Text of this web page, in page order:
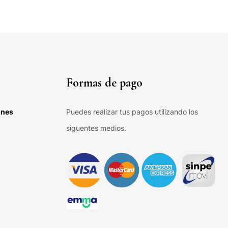
Formas de pago
Puedes realizar tus pagos utilizando los
siguentes medios.